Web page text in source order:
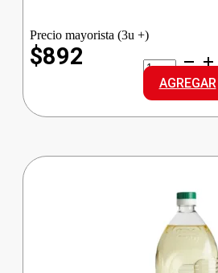
Precio mayorista (3u +)
$892
ROSAMONTE
YERBA
cantidad
AGREGAR